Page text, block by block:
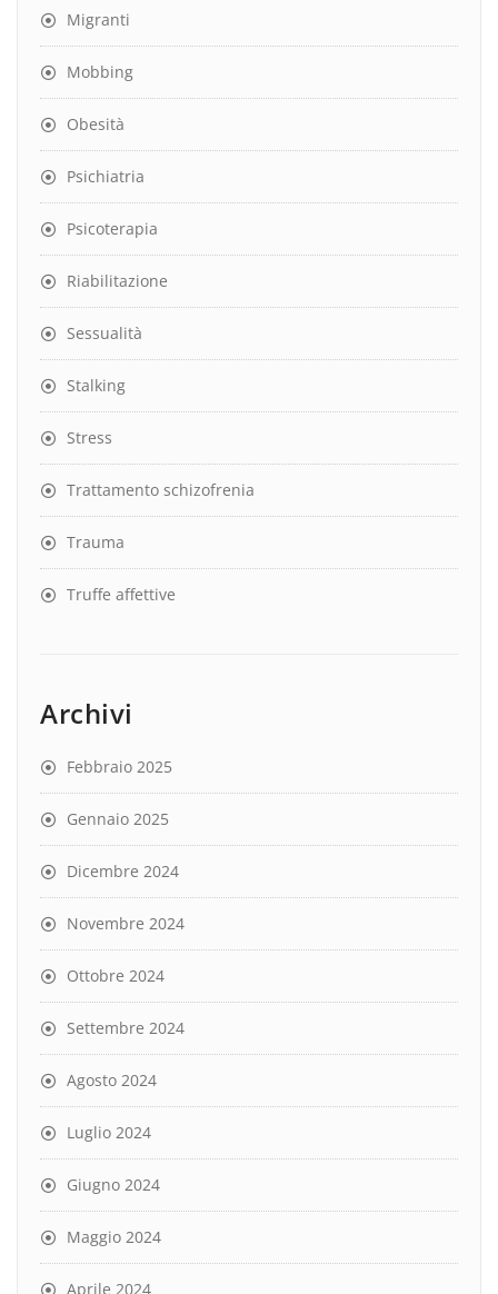
Migranti
Mobbing
Obesità
Psichiatria
Psicoterapia
Riabilitazione
Sessualità
Stalking
Stress
Trattamento schizofrenia
Trauma
Truffe affettive
Archivi
Febbraio 2025
Gennaio 2025
Dicembre 2024
Novembre 2024
Ottobre 2024
Settembre 2024
Agosto 2024
Luglio 2024
Giugno 2024
Maggio 2024
Aprile 2024